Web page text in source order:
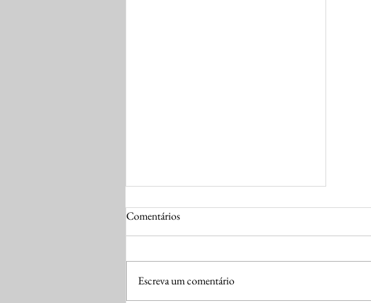
Comentários
Escreva um comentário